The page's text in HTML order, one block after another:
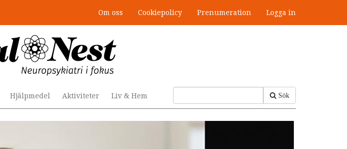
Om oss Cookiepolicy Prenumeration Logga in
Sök
Hjälpmedel Aktiviteter Liv & Hem